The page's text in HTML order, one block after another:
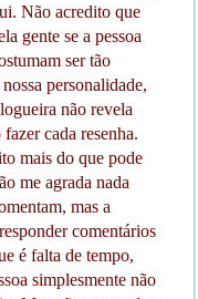
Não acredito que
gente se a pessoa
ser tão
personalidade,
não revela
cada resenha.
mais do que pode
me agrada nada
mas a
comentários
é falta de tempo,
simplesmente não